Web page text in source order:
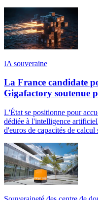
IA souveraine
La France candidate
Gigafactory soutenue
L'État se positionne pour
dédiée à l'intelligence
d'euros de capacités de